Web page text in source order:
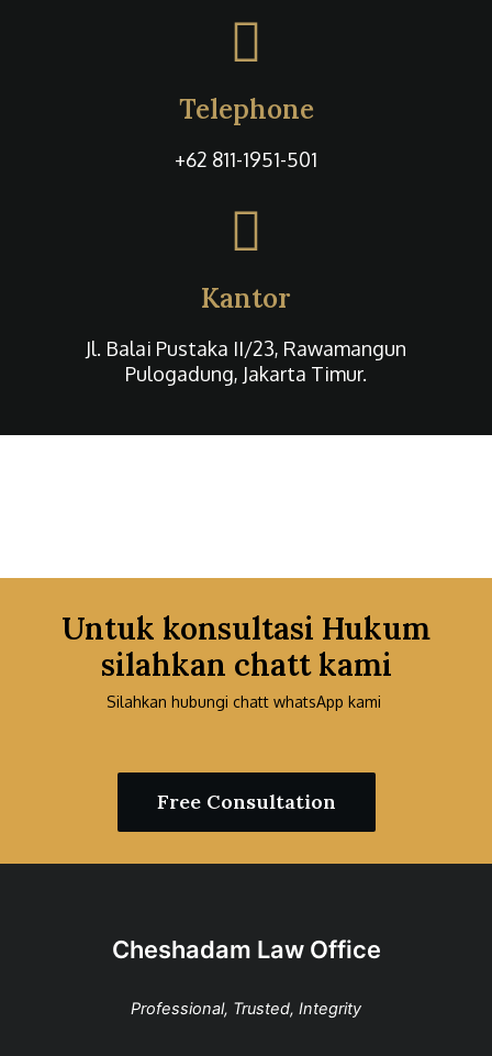
Telephone
+62 811-1951-501
Kantor
Jl. Balai Pustaka II/23, Rawamangun
Pulogadung, Jakarta Timur.
Untuk konsultasi Hukum
silahkan chatt kami
Silahkan hubungi chatt whatsApp kami
Free Consultation
Cheshadam Law Office
Professional, Trusted, Integrity